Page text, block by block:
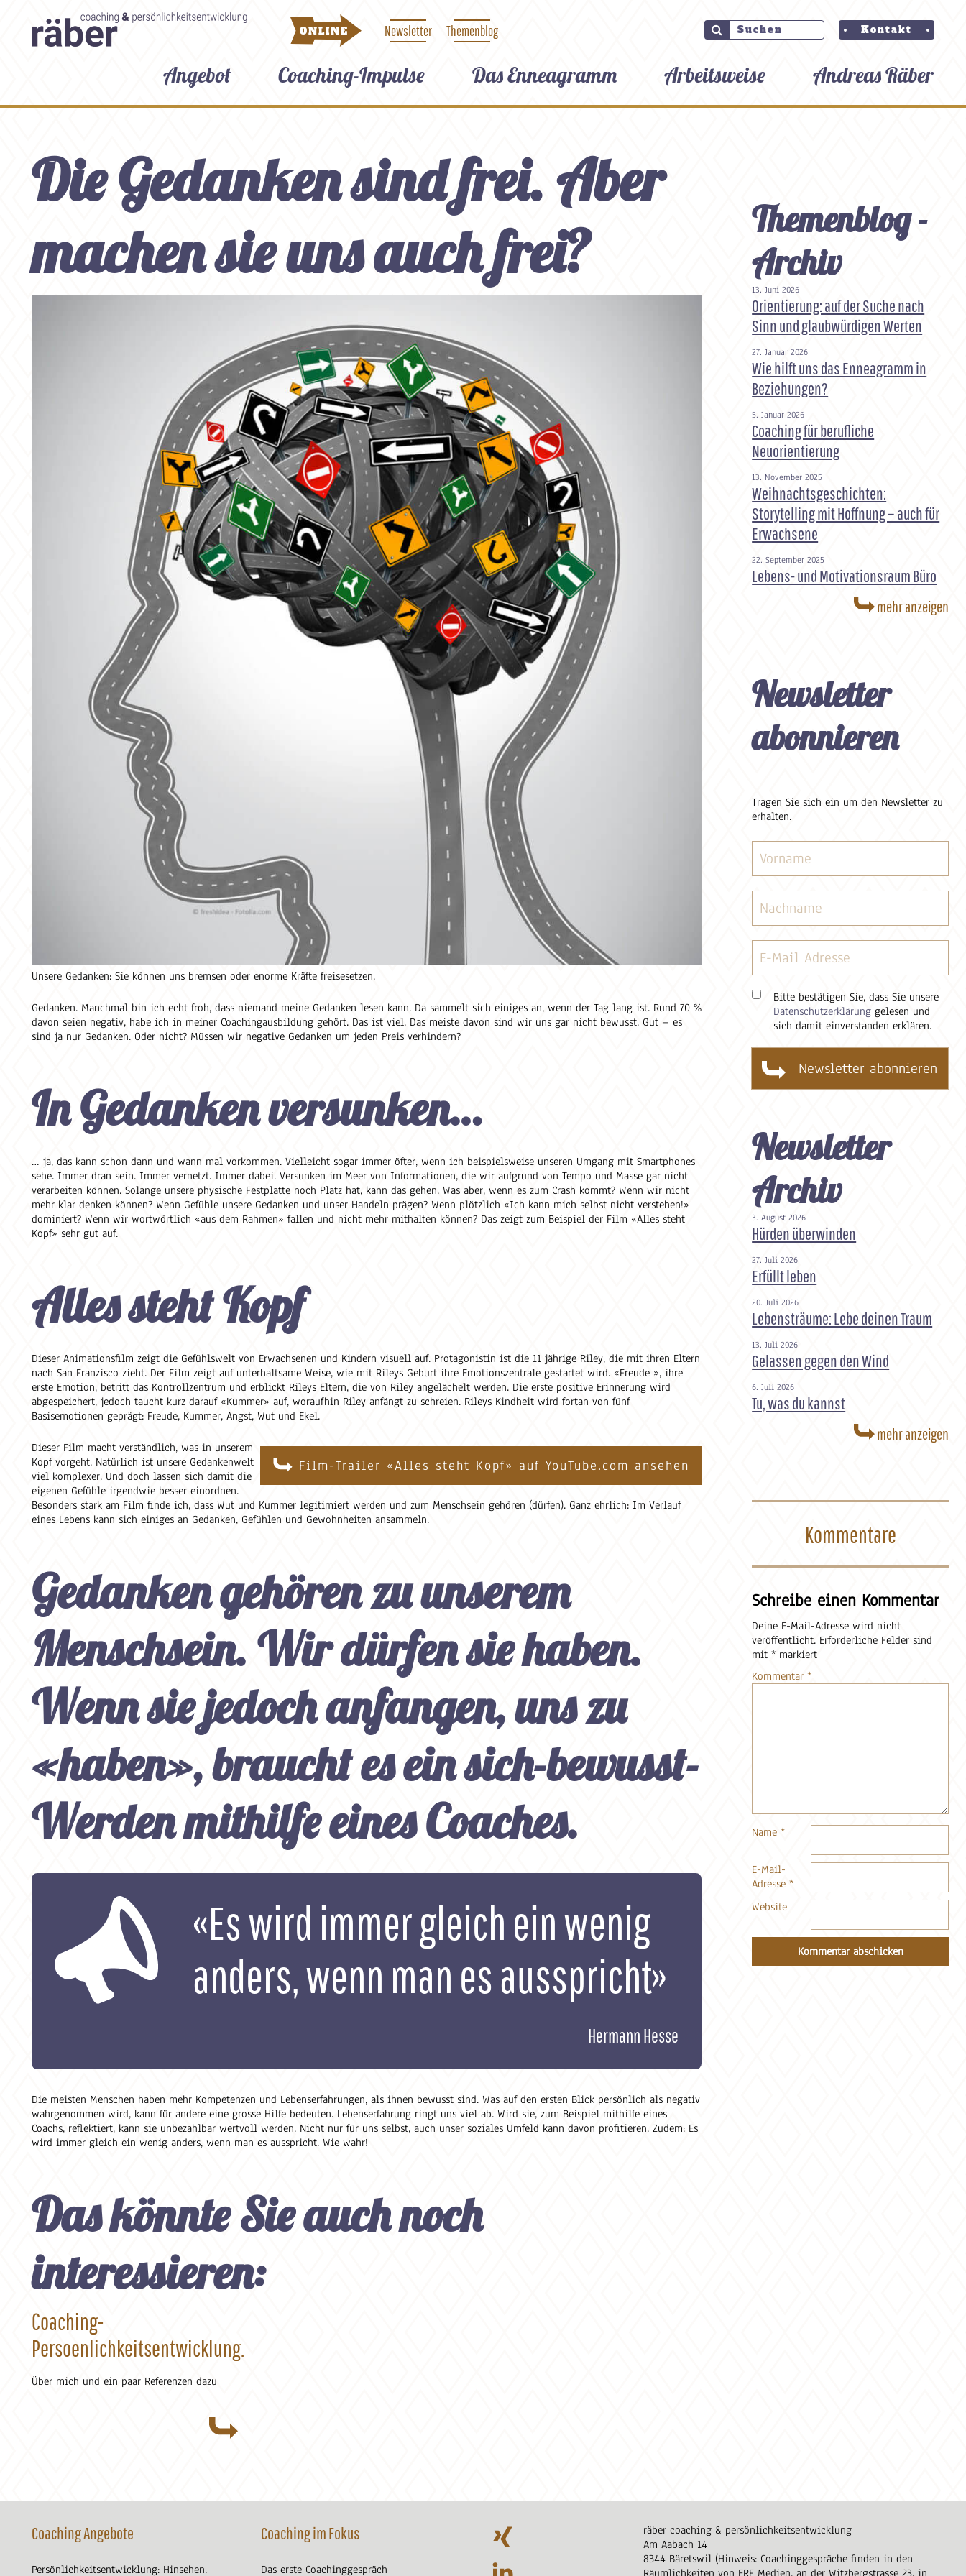
ONLINE Newsletter Themenblog Kontakt
Angebot Coaching-Impulse Das Enneagramm Arbeitsweise Andreas Räber
Die Gedanken sind frei. Aber
machen sie uns auch frei?
Unsere Gedanken: Sie können uns bremsen oder enorme Kräfte freisesetzen.
Gedanken. Manchmal bin ich echt froh, dass niemand meine Gedanken lesen kann. Da sammelt sich einiges an, wenn der Tag lang ist. Rund 70 %
davon seien negativ, habe ich in meiner Coachingausbildung gehört. Das ist viel. Das meiste davon sind wir uns gar nicht bewusst. Gut – es
sind ja nur Gedanken. Oder nicht? Müssen wir negative Gedanken um jeden Preis verhindern?
In Gedanken versunken…
… ja, das kann schon dann und wann mal vorkommen. Vielleicht sogar immer öfter, wenn ich beispielsweise unseren Umgang mit Smartphones
sehe. Immer dran sein. Immer vernetzt. Immer dabei. Versunken im Meer von Informationen, die wir aufgrund von Tempo und Masse gar nicht
verarbeiten können. Solange unsere physische Festplatte noch Platz hat, kann das gehen. Was aber, wenn es zum Crash kommt? Wenn wir nicht
mehr klar denken können? Wenn Gefühle unsere Gedanken und unser Handeln prägen? Wenn plötzlich «Ich kann mich selbst nicht verstehen!»
dominiert? Wenn wir wortwörtlich «aus dem Rahmen» fallen und nicht mehr mithalten können? Das zeigt zum Beispiel der Film «Alles steht
Kopf» sehr gut auf.
Alles steht Kopf
Dieser Animationsfilm zeigt die Gefühlswelt von Erwachsenen und Kindern visuell auf. Protagonistin ist die 11 jährige Riley, die mit ihren Eltern
nach San Franzisco zieht. Der Film zeigt auf unterhaltsame Weise, wie mit Rileys Geburt ihre Emotionszentrale gestartet wird. «Freude », ihre
erste Emotion, betritt das Kontrollzentrum und erblickt Rileys Eltern, die von Riley angelächelt werden. Die erste positive Erinnerung wird
abgespeichert, jedoch taucht kurz darauf «Kummer» auf, woraufhin Riley anfängt zu schreien. Rileys Kindheit wird fortan von fünf
Basisemotionen geprägt: Freude, Kummer, Angst, Wut und Ekel.
Film-Trailer «Alles steht Kopf» auf YouTube.com ansehen
Dieser Film macht verständlich, was in unserem
Kopf vorgeht. Natürlich ist unsere Gedankenwelt
viel komplexer. Und doch lassen sich damit die
eigenen Gefühle irgendwie besser einordnen.
Besonders stark am Film finde ich, dass Wut und Kummer legitimiert werden und zum Menschsein gehören (dürfen). Ganz ehrlich: Im Verlauf
eines Lebens kann sich einiges an Gedanken, Gefühlen und Gewohnheiten ansammeln.
Gedanken gehören zu unserem
Menschsein. Wir dürfen sie haben.
Wenn sie jedoch anfangen, uns zu
«haben», braucht es ein sich-bewusst-
Werden mithilfe eines Coaches.
«Es wird immer gleich ein wenig
anders, wenn man es ausspricht»
Hermann Hesse
Die meisten Menschen haben mehr Kompetenzen und Lebenserfahrungen, als ihnen bewusst sind. Was auf den ersten Blick persönlich als negativ
wahrgenommen wird, kann für andere eine grosse Hilfe bedeuten. Lebenserfahrung ringt uns viel ab. Wird sie, zum Beispiel mithilfe eines
Coachs, reflektiert, kann sie unbezahlbar wertvoll werden. Nicht nur für uns selbst, auch unser soziales Umfeld kann davon profitieren. Zudem: Es
wird immer gleich ein wenig anders, wenn man es ausspricht. Wie wahr!
Das könnte Sie auch noch
interessieren:
Coaching-
Persoenlichkeitsentwicklung.ch
Über mich und ein paar Referenzen dazu
Themenblog -
Archiv
13. Juni 2026
Orientierung: auf der Suche nach
Sinn und glaubwürdigen Werten
27. Januar 2026
Wie hilft uns das Enneagramm in
Beziehungen?
5. Januar 2026
Coaching für berufliche
Neuorientierung
13. November 2025
Weihnachtsgeschichten:
Storytelling mit Hoffnung – auch für
Erwachsene
22. September 2025
Lebens- und Motivationsraum Büro
mehr anzeigen
Newsletter
abonnieren
Tragen Sie sich ein um den Newsletter zu
erhalten.
Bitte bestätigen Sie, dass Sie unsere
Datenschutzerklärung gelesen und
sich damit einverstanden erklären.
Newsletter
Archiv
3. August 2026
Hürden überwinden
27. Juli 2026
Erfüllt leben
20. Juli 2026
Lebensträume: Lebe deinen Traum
13. Juli 2026
Gelassen gegen den Wind
6. Juli 2026
Tu, was du kannst
mehr anzeigen
Kommentare
Schreibe einen Kommentar
Deine E-Mail-Adresse wird nicht
veröffentlicht. Erforderliche Felder sind
mit* markiert
Kommentar*
Name*
E-Mail-
Adresse*
Website
Coaching Angebote
Persönlichkeitsentwicklung: Hinsehen.
Coaching im Fokus
Das erste Coachinggespräch
räber coaching & persönlichkeitsentwicklung
Am Aabach 14
8344 Bäretswil (Hinweis: Coachinggespräche finden in den